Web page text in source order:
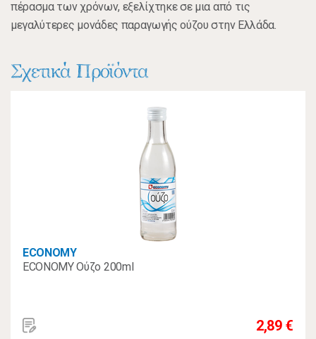
πέρασμα των χρόνων, εξελίχτηκε σε μια από τις
μεγαλύτερες μονάδες παραγωγής ούζου στην Ελλάδα.
Σχετικά Προϊόντα
ECONOMY
ECONOMY Ούζο 200ml
2,89 €